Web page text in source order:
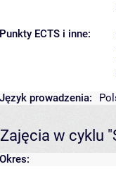
Punkty ECTS i inne:
Język prowadzenia:
Zajęcia w cyklu
Okres: